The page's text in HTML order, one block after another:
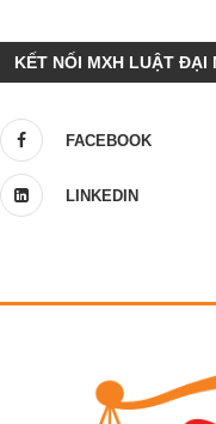
KẾT NỐI MXH LUẬT ĐẠI
FACEBOOK
LINKEDIN